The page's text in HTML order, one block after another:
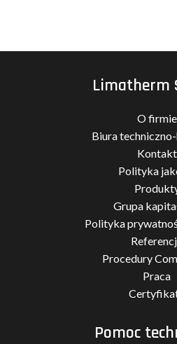
Limatherm
O firmie
Biura
Kontakt
Polityka
Grupa
Polityka
Procedury
Praca
Pomoc